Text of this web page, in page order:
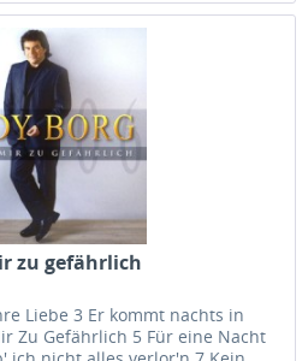
zu gefährlich
Liebe 3 Er kommt nachts in
Zu Gefährlich 5 Für eine Nacht